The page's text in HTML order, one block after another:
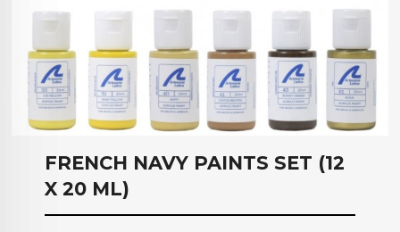
FRENCH NAVY PAINTS SET (12
X 20 ML)